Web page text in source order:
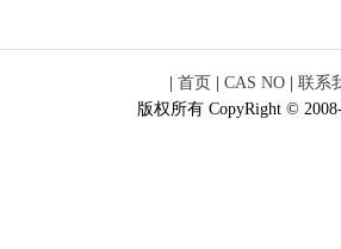
首页 CAS NO
联系
版权所有 CopyRight ©